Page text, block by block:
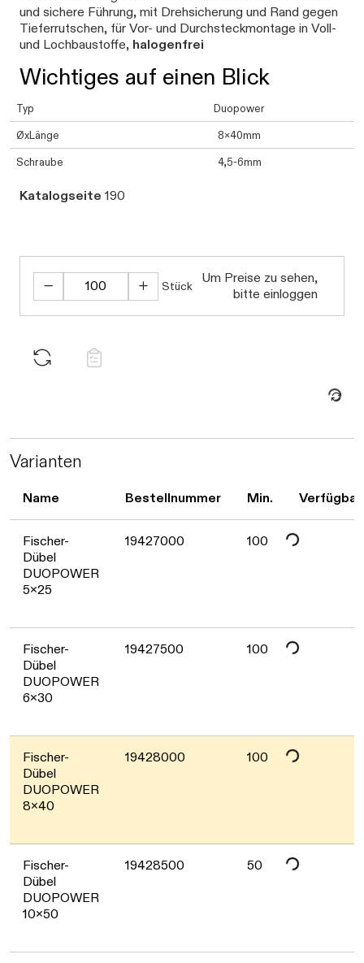
und sichere Führung, mit Drehsicherung und Rand gegen
Tieferrutschen, für Vor- und Durchsteckmontage in Voll-
und Lochbaustoffe, halogenfrei
Wichtiges auf einen Blick
Typ Duopower
ØxLänge 8x40mm
Schraube 4,5-6mm
Katalogseite 190
Stück
Um Preise zu sehen,
bitte einloggen
Daten
Varianten
Name Bestellnummer Min.
Fischer-
Dübel
DUOPOWER
5x25
19427000 100 Daten werden
Fischer-
Dübel
DUOPOWER
6x30
19427500 100 Daten werden
Fischer-
Dübel
DUOPOWER
8x40
19428000 100 Daten werden
Fischer-
Dübel
DUOPOWER
10x50
19428500 50 Daten werden
Daten werden